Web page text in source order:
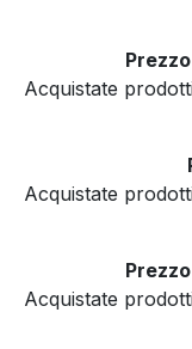
Acquistate
Acquistate
Acquistate